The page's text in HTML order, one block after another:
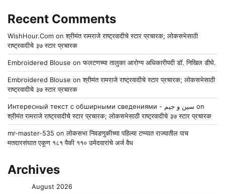
Recent Comments
WishHour.Com onश्रीमंत रामराजे राष्ट्रवादीचे स्टार प्रचारक; लोकसभेसाठी
राष्ट्रवादीचे ३७ स्टार प्रचारक
Embroidered Blouse onफलटणच्या तालुका आरोग्य अधिकारीपदी डॉ. निखिल डीघे.
Embroidered Blouse onश्रीमंत रामराजे राष्ट्रवादीचे स्टार प्रचारक; लोकसभेसाठी
राष्ट्रवादीचे ३७ स्टार प्रचारक
Интересный текст с обширными сведениями - سين و جيم on
श्रीमंत रामराजे राष्ट्रवादीचे स्टार प्रचारक; लोकसभेसाठी राष्ट्रवादीचे ३७ स्टार प्रचारक
mr-master-535 onलोकसभा निवडणुकीच्या पहिल्या टप्प्यात राज्यातील पाच
मतदारसंघात एकूण १८१ पैकी ११० उमेदवारांचे अर्ज वैध
Archives
August 2026